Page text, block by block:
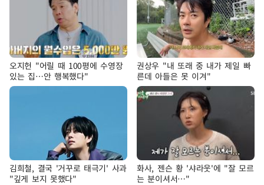
오지헌 "어릴 때 100평에 수영장
있는 집…안 행복했다"
권상우 "내 또래 중 내가 제일 빠
른데 아들은 못 이겨"
김희철, 결국 '거꾸로 태극기' 사과
"깊게 보지 못했다"
화사, 젠슨 황 '샤라웃'에 "잘 모르
는 분이셔서…"